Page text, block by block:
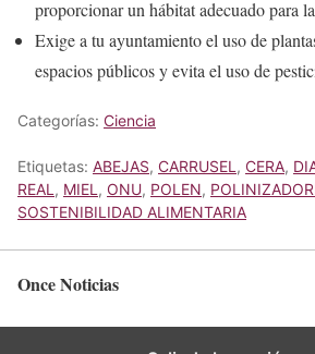
proporcionar un hábitat adecuado para
Exige a tu ayuntamiento el uso de
espacios públicos y evita el uso de
Categorías: Ciencia
Etiquetas: ABEJAS, CARRUSEL , CERA,
REAL , MIEL , ONU, POLEN,
SOSTENIBILIDAD ALIMENTARIA
Once Noticias